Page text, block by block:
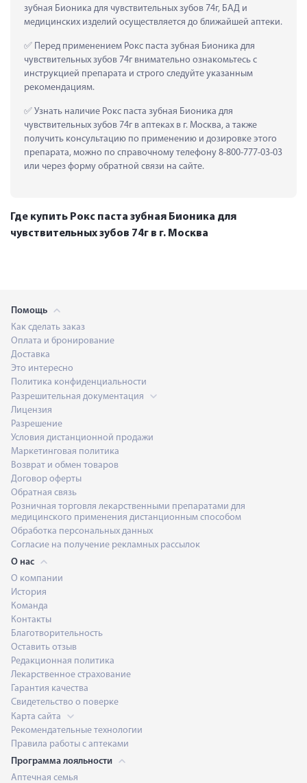
зубная Бионика для чувствительных зубов 74г, БАД и
медицинских изделий осуществляется до ближайшей аптеки.
Перед применением Рокс паста зубная Бионика для
чувствительных зубов 74г внимательно ознакомьтесь с
инструкцией препарата и строго следуйте указанным
рекомендациям.
Узнать наличие Рокс паста зубная Бионика для
чувствительных зубов 74г в аптеках в г. Москва, а также
получить консультацию по применению и дозировке этого
препарата, можно по справочному телефону 8-800-777-03-03
или через форму обратной связи на сайте.
Где купить Рокс паста зубная Бионика для
чувствительных зубов 74г в г. Москва
Помощь
Как сделать заказ
Оплата и бронирование
Доставка
Это интересно
Политика конфиденциальности
Разрешительная документация
Лицензия
Разрешение
Условия дистанционной продажи
Маркетинговая политика
Возврат и обмен товаров
Договор оферты
Обратная связь
Розничная торговля лекарственными препаратами для
медицинского применения дистанционным способом
Обработка персональных данных
Согласие на получение рекламных рассылок
О нас
О компании
История
Команда
Контакты
Благотворительность
Оставить отзыв
Редакционная политика
Лекарственное страхование
Гарантия качества
Свидетельство о поверке
Карта сайта
Рекомендательные технологии
Правила работы с аптеками
Программа лояльности
Аптечная семья